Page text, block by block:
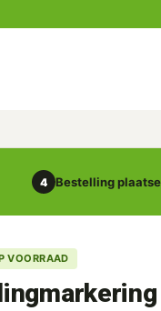
4 Bestelling
VOORRAAD